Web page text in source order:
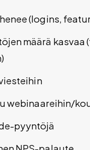
(logins,
määrä kasvaa
webinaareihin/
pyyntöjä